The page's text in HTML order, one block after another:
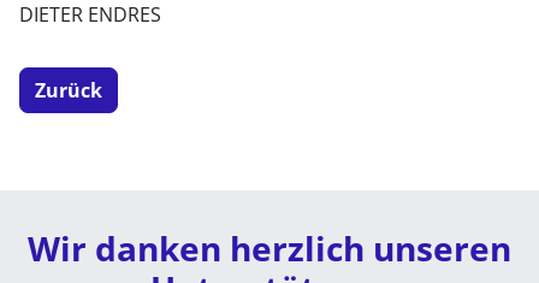
DIETER ENDRES
Zurück
Wir danken herzlich unseren